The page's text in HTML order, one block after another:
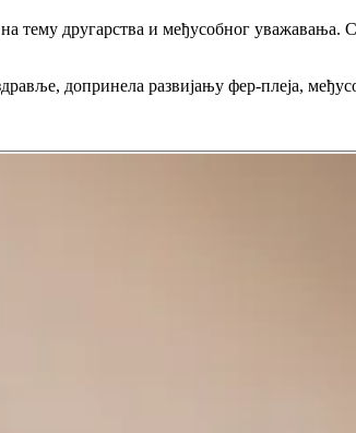
тему другарства и међусобног уважавања.
допринела развијању фер-плеја,